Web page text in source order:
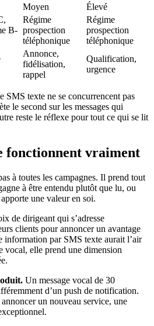
Moyen Élevé
B-
Régime
prospection
téléphonique
Régime
prospection
téléphonique
Annonce,
fidélisation,
rappel
Qualification,
urgence
SMS texte ne se concurrencent pas
le second sur les messages qui
reste le réflexe pour tout ce qui se lit
fonctionnent vraiment
à toutes les campagnes. Il prend tout
à être entendu plutôt que lu, ou
une valeur en soi.
de dirigeant qui s’adresse
clients pour annoncer un avantage
information par SMS texte aurait l’air
vocal, elle prend une dimension
Un message vocal de 30
d’un push de notification.
un nouveau service, une